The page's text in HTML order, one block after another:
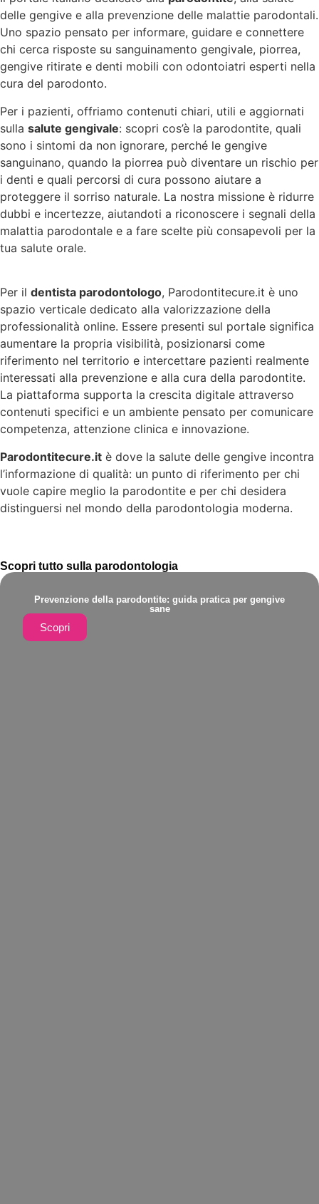
delle gengive e alla prevenzione delle malattie parodontali.
Uno spazio pensato per informare, guidare e connettere
chi cerca risposte su sanguinamento gengivale, piorrea,
gengive ritirate e denti mobili con odontoiatri esperti nella
cura del parodonto.
Per i pazienti, offriamo contenuti chiari, utili e aggiornati
sulla salute gengivale: scopri cos’è la parodontite, quali
sono i sintomi da non ignorare, perché le gengive
sanguinano, quando la piorrea può diventare un rischio per
i denti e quali percorsi di cura possono aiutare a
proteggere il sorriso naturale. La nostra missione è ridurre
dubbi e incertezze, aiutandoti a riconoscere i segnali della
malattia parodontale e a fare scelte più consapevoli per la
tua salute orale.
Per il dentista parodontologo, Parodontitecure.it è uno
spazio verticale dedicato alla valorizzazione della
professionalità online. Essere presenti sul portale significa
aumentare la propria visibilità, posizionarsi come
riferimento nel territorio e intercettare pazienti realmente
interessati alla prevenzione e alla cura della parodontite.
La piattaforma supporta la crescita digitale attraverso
contenuti specifici e un ambiente pensato per comunicare
competenza, attenzione clinica e innovazione.
Parodontitecure.it è dove la salute delle gengive incontra
l’informazione di qualità: un punto di riferimento per chi
vuole capire meglio la parodontite e per chi desidera
distinguersi nel mondo della parodontologia moderna.
Scopri tutto sulla parodontologia
Prevenzione della parodontite: guida pratica per gengive
sane
Scopri